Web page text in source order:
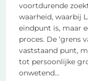
voortdurende
waarheid, waarbij
eindpunt is, maar
proces. De ‘grens
vaststaand punt,
tot persoonlijke
onwetend...